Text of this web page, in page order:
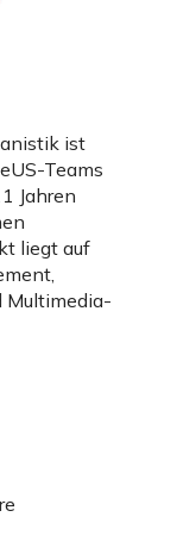
ist
Teams
Jahren
liegt auf
Multimedia-